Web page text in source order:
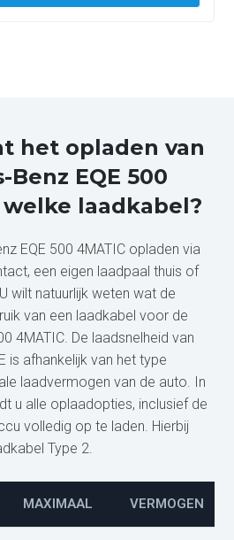
het opladen van
EQE 500
laadkabel?
EQE 500 4MATIC opladen via
een eigen laadpaal thuis of
wilt natuurlijk weten wat de
van een laadkabel voor de
4MATIC. De laadsnelheid van
is afhankelijk van het type
laadvermogen van de auto. In
u alle oplaadopties, inclusief de
volledig op te laden. Hierbij
Type 2.
MAXIMAAL VERMOGEN